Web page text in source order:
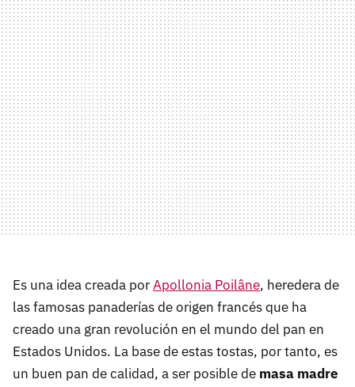
Es una idea creada porApollonia Poilâne, heredera de
las famosas panaderías de origen francés que ha
creado una gran revolución en el mundo del pan en
Estados Unidos. La base de estas tostas, por tanto, es
un buen pan de calidad, a ser posible de masa madre